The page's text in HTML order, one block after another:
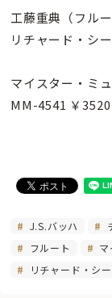
工藤重典（フルー
リチャード・シ
マイスター・ミ
MM-4541 ￥3520
J.S.バッハ
フルート
リチャード・シ